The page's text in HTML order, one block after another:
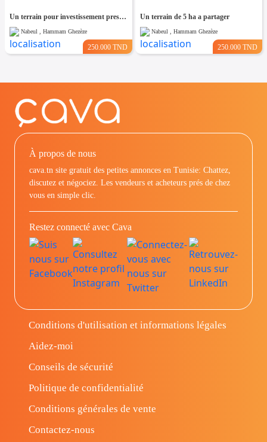
Un terrain pour investissement pres de kelibia
Nabeul , Hammam Ghezèze
250.000 TND
Un terrain de 5 ha a partager
Nabeul , Hammam Ghezèze
250.000 TND
À propos de nous
cava.tn site gratuit des petites annonces en Tunisie: Chattez,
discutez et négociez. Les vendeurs et acheteurs prés de chez
vous en simple clic.
Restez connecté avec Cava
Conditions d'utilisation et informations légales
Aidez-moi
Conseils de sécurité
Politique de confidentialité
Conditions générales de vente
Contactez-nous